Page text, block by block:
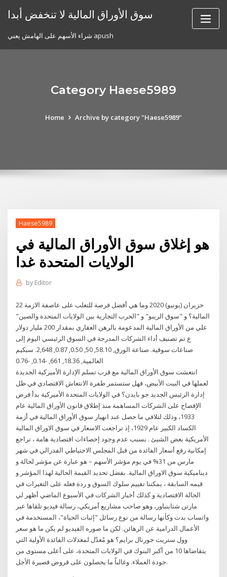
سوق الأوراق المالية لا تنخفض أبدا
شراء الأسهم على الهامش يعني apush
Category Haese5989
Home Archive by category "Haese5989"
Haese5989
هو إغلاق سوق الأوراق المالية في
الولايات المتحدة غدا
by Editor
22 حزيران (يونيو) 2020 وما هي أفضل فرصة للتغلب على عاصفة الازمة
المالية؟ و "سوق الريبو" و "الحرب التجارية بين الولايات المتحدة والصين"
علي من الأوراق المالية المدعومة بالرهن العقاري بمقدار 200 مليار دولار
ع تم تصنيف أداء الشركات المدرجة في السوق الرئيسي اليوم إلى
صناعات سوقية. صناعة الورق, 58.10, 50, 0.50, 0.87, 2,648. سبكيم
انتعشت سوق الأوراق المالية مع قرب تسلم الإدارة الأميركية الجديدة
لعملها في البيت الأبيض، فهل ستستمر طفرة الانتعاش الاقتصادي في ظل
إدارة الرئيس الجديد جو بايدن؟ في الولايات المتحدة الأميركية بدأ فرض
الإفصاح على الشركات المساهمة منذ إطلاق قانون الأوراق المالية عام
1933، وذلك لتلافي ما حصل عند انهيار سوق الأوراق المالية في أزمة
الكساد الكبير عام 1929، إذ تراجعت الاسعار في سوق الاوراق المالية
الأمريكية بعض الشيئ . بسبب عدم وجود إحصاءات اقتصادية هامة ، تراجع
إمكانية رفع أسعار الفائدة من قبل المجلس الاحتياطي الفدرالي في شهر
مارس من 31% في يوم مؤشر الأسهم – هو عبارة عن مؤشر لحالة و
ديناميكية سوق الاوراق المالية. بفضل تحديد القيمة الحالية لهذا المؤشر و
قيمه السابقة ، يمكننا تقييم سلوك السوق و ردة فعله على التغيرات في
الحالة الاقتصادية و كذلك أخبار الشركات في الأسبوع الماضي أظهر لي
مارتن شتاينباور، وهو صاحب مشاريع أمريكي، رسالة فيديو تلقاها عبر
واتساب بدت وكأنها رسالة من نوع رسائل "إثبات الحياة"، المستخدمة في
الأعمال الدرامية عن الرهائن. لكن ما صوره الفيديو لم يكن ما هو سعر
وول ستريت جورنال برايم؟ هو مُعدّل لمعدلات الفائدة الأولية التي
يتقاضاها 10 من أكبر البنوك في الولايات المتحدة، على أعلى مستوى من
جودة العملاء. وغالباً ما يحصلون على قروض قصيرة الأجل.